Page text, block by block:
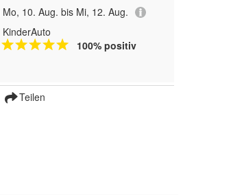
Mo, 10. Aug. bis Mi, 12. Aug.
KinderAuto
100% positiv
Teilen